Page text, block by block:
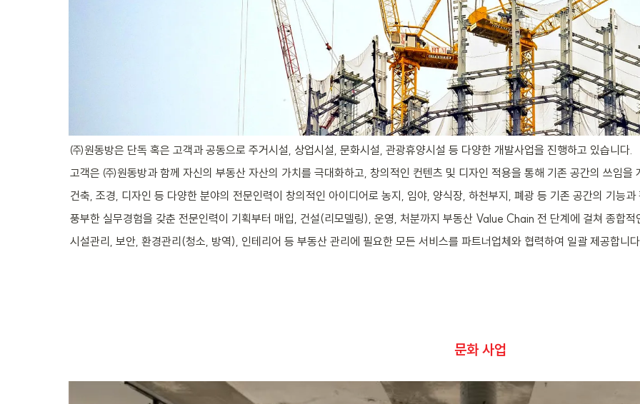
㈜원동방은 단독 혹은 고객과 공동으로 주거시설, 상업시설, 문화시설, 관광휴양시설 등 다양한 개발사업을 진행하고 있습니다.
고객은 ㈜원동방과 함께 자신의 부동산 자산의 가치를 극대화하고, 창의적인 컨텐츠 및 디자인 적용을 통해 기존 공간의 쓰임을
건축, 조경, 디자인 등 다양한 분야의 전문인력이 창의적인 아이디어로 농지, 임야, 양식장, 하천부지, 폐광 등 기존 공간의 기능
풍부한 실무경험을 갖춘 전문인력이 기획부터 매입, 건설(리모델링), 운영, 처분까지 부동산 Value Chain 전 단계에 걸쳐 종합
시설관리, 보안, 환경관리(청소, 방역), 인테리어 등 부동산 관리에 필요한 모든 서비스를 파트너업체와 협력하여 일괄 제공합니
문화 사업